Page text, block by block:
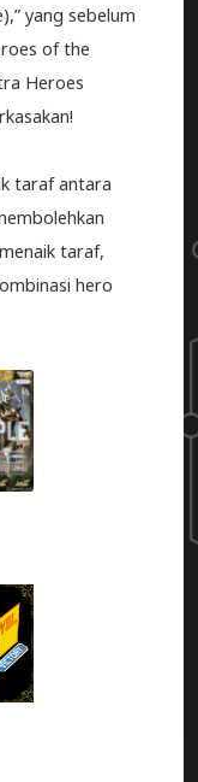
yang sebelum
of the
Heroes
taraf antara
taraf,
hero